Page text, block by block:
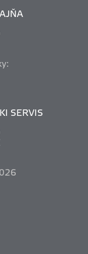
SERVIS